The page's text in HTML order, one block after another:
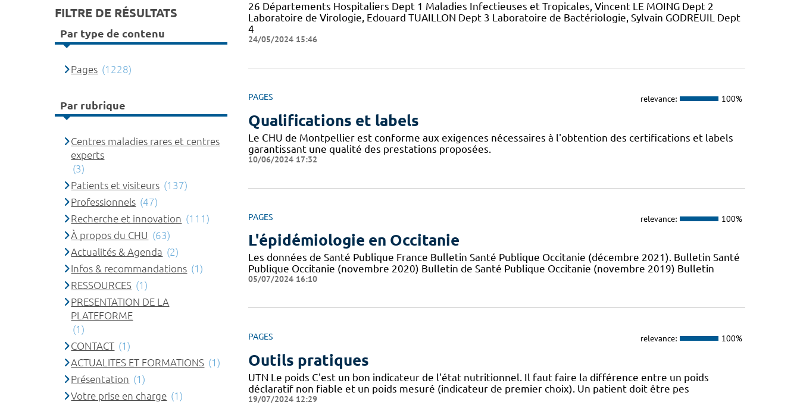
26 Départements Hospitaliers Dept 1 Maladies Infectieuses et Tropicales, Vincent LE MOING Dept 2
Laboratoire de Virologie, Edouard TUAILLON Dept 3 Laboratoire de Bactériologie, Sylvain GODREUIL Dept
4
24/05/2024 15:46
PAGES relevance: 100%
Qualifications et labels
Le CHU de Montpellier est conforme aux exigences nécessaires à l'obtention des certifications et labels
garantissant une qualité des prestations proposées.
10/06/2024 17:32
PAGES relevance: 100%
L'épidémiologie en Occitanie
Les données de Santé Publique France Bulletin Santé Publique Occitanie (décembre 2021). Bulletin Santé
Publique Occitanie (novembre 2020) Bulletin de Santé Publique Occitanie (novembre 2019) Bulletin
05/07/2024 16:10
PAGES relevance: 100%
Outils pratiques
UTN Le poids C'est un bon indicateur de l'état nutritionnel. Il faut faire la différence entre un poids
déclaratif non fiable et un poids mesuré (indicateur de premier choix). Un patient doit être pes
19/07/2024 12:29
FILTRE DE RÉSULTATS
Par type de contenu
Pages (1228)
Par rubrique
Centres maladies rares et centres
experts
(3)
Patients et visiteurs (137)
Professionnels (47)
Recherche et innovation (111)
À propos du CHU (63)
Actualités & Agenda (2)
Infos & recommandations (1)
RESSOURCES (1)
PRESENTATION DE LA
PLATEFORME
(1)
CONTACT (1)
ACTUALITES ET FORMATIONS (1)
Présentation (1)
Votre prise en charge (1)